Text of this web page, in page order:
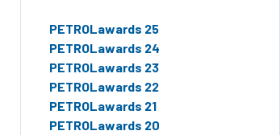
PETROLawards 25
PETROLawards 24
PETROLawards 23
PETROLawards 22
PETROLawards 21
PETROLawards 20